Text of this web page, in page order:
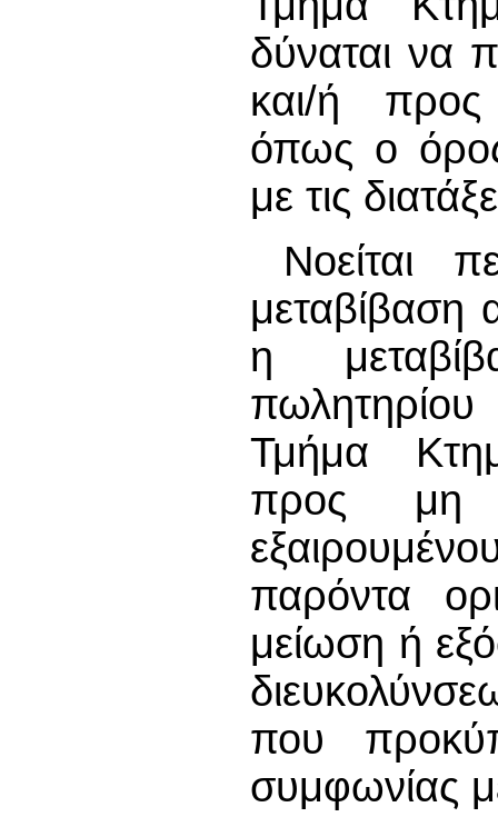
δύναται να
και/ή προς
όπως ο
με τις
Νοείται
μεταβίβαση
η
πωλητηρίου
Τμήμα
προς μη
παρόντα
μείωση ή
που
συμφωνίας